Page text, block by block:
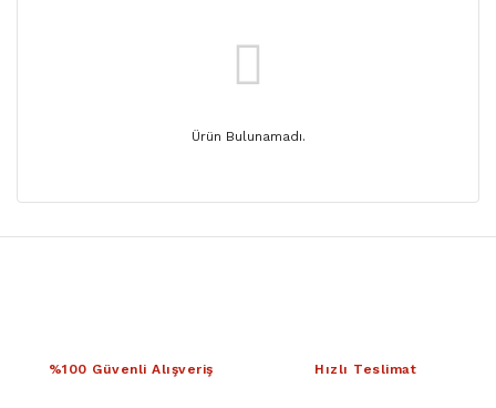
Ürün Bulunamadı.
%100 Güvenli Alışveriş Hızlı Teslimat